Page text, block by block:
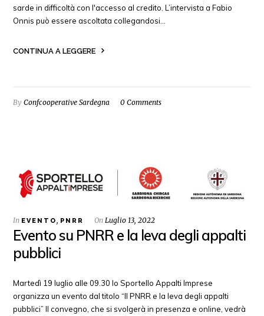
sarde in difficoltà con l'accesso al credito. L’intervista a Fabio
Onnis può essere ascoltata collegandosi…
CONTINUA A LEGGERE
ByConfcooperative Sardegna 0 Comments
In EVENTO, PNRR On Luglio 13, 2022
Evento su PNRR e la leva degli appalti
pubblici
Martedì 19 luglio alle 09.30 lo Sportello Appalti Imprese
organizza un evento dal titolo “Il PNRR e la leva degli appalti
pubblici” Il convegno, che si svolgerà in presenza e online, vedrà